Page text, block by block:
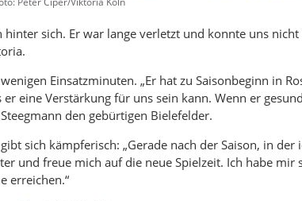
sich. Er war lange verletzt und konnte uns
Einsatzminuten. „Er hat zu Saisonbeginn in
eine Verstärkung für uns sein kann. Wenn er
den gebürtigen Bielefelder.
sich kämpferisch: „Gerade nach der Saison, in der
und freue mich auf die neue Spielzeit. Ich habe mir
erreichen.“